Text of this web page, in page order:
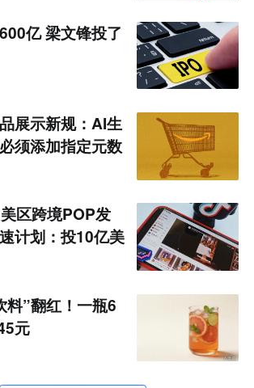
亿 梁文锋投了
展示新规：AI生
须添加指定元数
区跨境POP发
计划：投10亿美
商家
料”翻红！一瓶6
元